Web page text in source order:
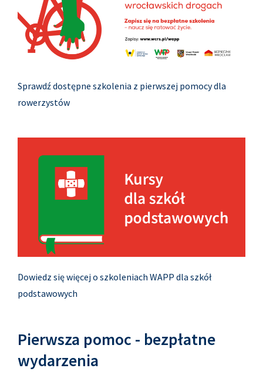
Sprawdź dostępne szkolenia z pierwszej pomocy dla
rowerzystów
Dowiedz się więcej o szkoleniach WAPP dla szkół
podstawowych
Pierwsza pomoc - bezpłatne
wydarzenia